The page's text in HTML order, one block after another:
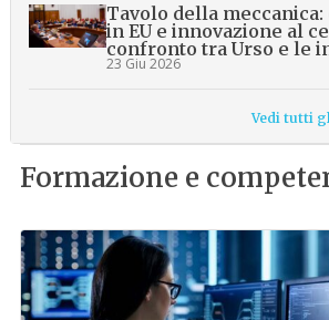
Tavolo della
in EU e innovazione al
confronto tra Urso e le
23 Giu 2026
Vedi tutti
Formazione e